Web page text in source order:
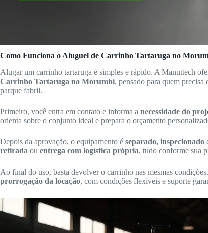
Como Funciona o Aluguel de Carrinho Tartaruga no
Alugar um carrinho tartaruga é simples e rápido. A Manuttech
Carrinho Tartaruga no Morumbi, pensado para quem
parque fabril.
Primeiro, você entra em contato e informa a necessidade do
orienta sobre o conjunto ideal e prepara o orçamento
Depois da aprovação, o equipamento é separado, inspecionado
retirada ou entrega com logística própria, tudo conforme sua
Ao final do uso, basta devolver o carrinho nas mesmas
prorrogação da locação, com condições flexíveis e suporte